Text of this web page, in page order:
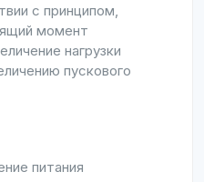
с принципом,
момент
нагрузки
пускового
питания